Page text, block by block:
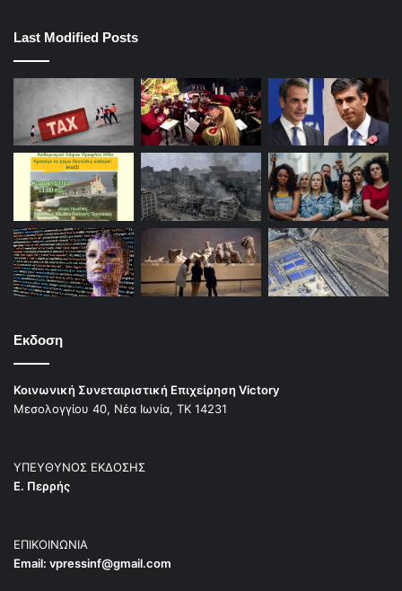
Last Modified Posts
Εκδοση
Κοινωνική Συνεταιριστική Επιχείρηση Victory
Μεσολογγίου 40, Νέα Ιωνία, ΤΚ 14231
ΥΠΕΥΘΥΝΟΣ ΕΚΔΟΣΗΣ
Ε. Περρής
ΕΠΙΚΟΙΝΩΝΙΑ
Email: vpressinf@gmail.com